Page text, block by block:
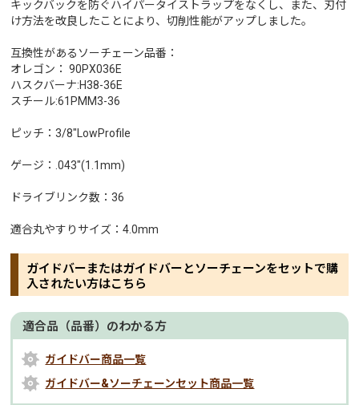
キックバックを防ぐハイパータイストラップをなくし、また、刃付
け方法を改良したことにより、切削性能がアップしました。
互換性があるソーチェーン品番：
オレゴン： 90PX036E
ハスクバーナ:H38-36E
スチール:61PMM3-36
ピッチ：3/8"LowProfile
ゲージ：.043"(1.1mm)
ドライブリンク数：36
適合丸やすりサイズ：4.0mm
ガイドバーまたはガイドバーとソーチェーンをセットで購
入されたい方はこちら
適合品（品番）のわかる方
ガイドバー商品一覧
ガイドバー&ソーチェーンセット商品一覧